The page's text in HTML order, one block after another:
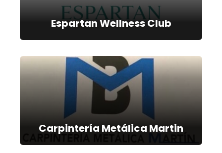
Espartan Wellness Club
Carpintería Metálica Martin